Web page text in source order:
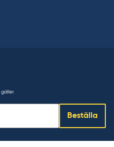
gäller.
Beställa